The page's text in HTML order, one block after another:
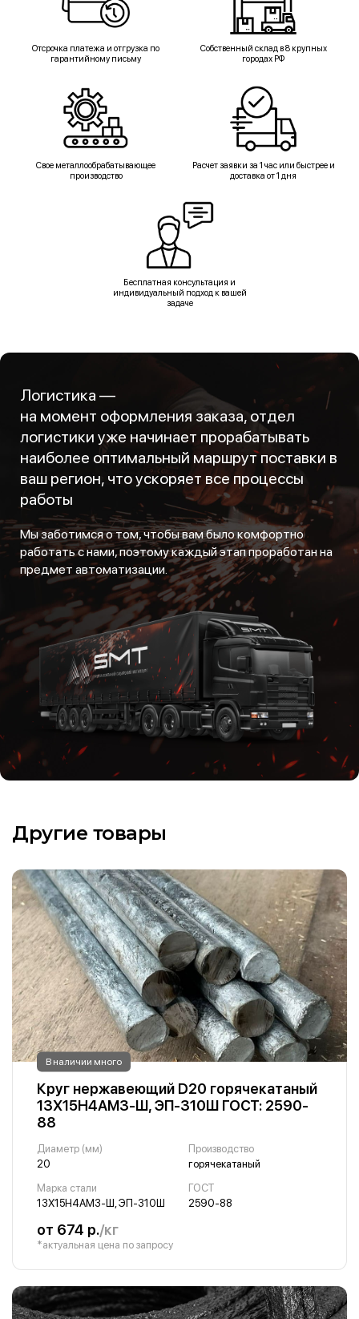
Отсрочка платежа и отгрузка по
гарантийному письму
Собственный склад в 8 крупных
городах РФ
Свое металлообрабатывающее
производство
Расчет заявки за 1 час или быстрее и
доставка от 1 дня
Бесплатная консультация и
индивидуальный подход к вашей
задаче
Логистика —
на момент оформления заказа, отдел
логистики уже начинает прорабатывать
наиболее оптимальный маршрут поставки в
ваш регион, что ускоряет все процессы
работы
Мы заботимся о том, чтобы вам было комфортно
работать с нами, поэтому каждый этап проработан на
предмет автоматизации.
Другие товары
В наличии много
Круг нержавеющий D20 горячекатаный
13Х15Н4АМ3-Ш, ЭП-310Ш ГОСТ: 2590-
88
Диаметр (мм)
20
Производство
горячекатаный
Марка стали
13Х15Н4АМ3-Ш, ЭП-310Ш
ГОСТ
2590-88
от 674 р./кг
*актуальная цена по запросу